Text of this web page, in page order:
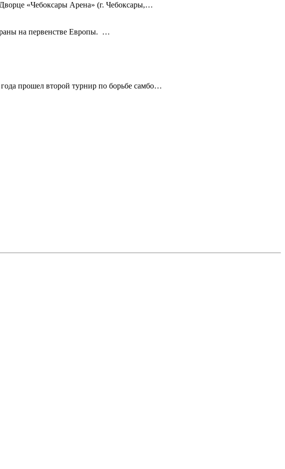
«Чебоксары Арена» (г. Чебоксары,…
на первенстве Европы. …
прошел второй турнир по борьбе самбо…